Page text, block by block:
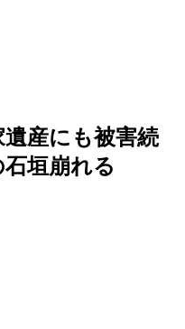
産にも被害続
垣崩れる